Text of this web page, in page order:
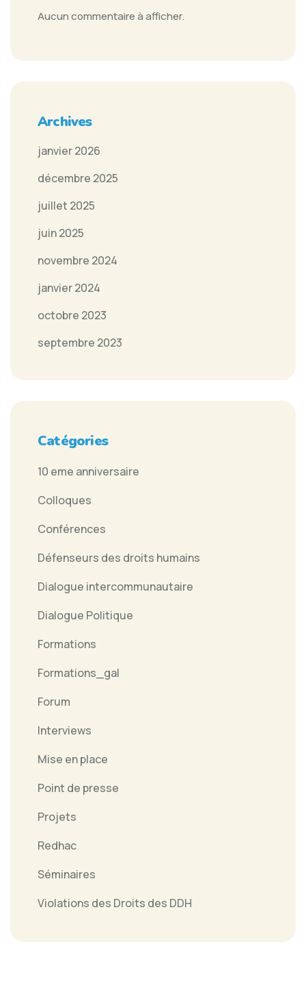
Aucun commentaire à afficher.
Archives
janvier 2026
décembre 2025
juillet 2025
juin 2025
novembre 2024
janvier 2024
octobre 2023
septembre 2023
Catégories
10 eme anniversaire
Colloques
Conférences
Défenseurs des droits humains
Dialogue intercommunautaire
Dialogue Politique
Formations
Formations_gal
Forum
Interviews
Mise en place
Point de presse
Projets
Redhac
Séminaires
Violations des Droits des DDH